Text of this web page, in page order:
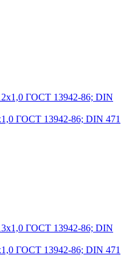
ГОСТ 13942-86; DIN 471
ГОСТ 13942-86; DIN 471